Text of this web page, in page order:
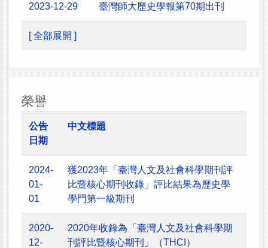
2023-12-29 臺灣師大歷史學報第70期出刊
[ 全部展開 ]
榮譽
公告
日期
中文標題
2024-
01-
01
獲2023年「臺灣人文及社會科學期刊評
比暨核心期刊收錄」評比結果為歷史學
學門第一級期刊
2020-
12-
2020年收錄為「臺灣人文及社會科學期
刊評比暨核心期刊」（THCI）